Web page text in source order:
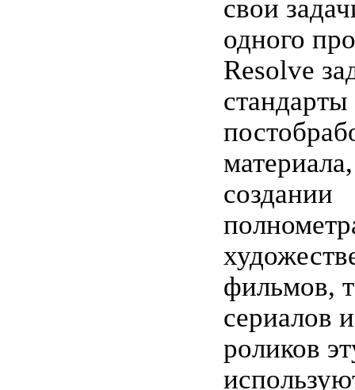
свои
одного
Resolve
создании
фильмов,
сериалов
роликов